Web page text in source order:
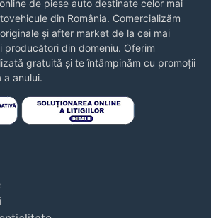
de piese auto destinate celor mai
din România. Comercializăm
și after market de la cei mai
producători din domeniu. Oferim
gratuită și te întâmpinăm cu promoții
a anului.